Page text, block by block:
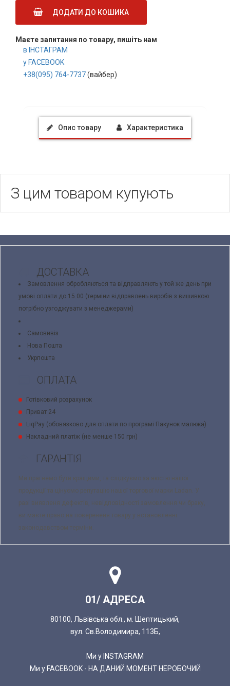
ДОДАТИ ДО КОШИКА
Маєте запитання по товару, пишіть нам
в ІНСТАГРАМ
у FACEBOOK
+38(095) 764-7737(вайбер)
Опис товару Характеристика
З цим товаром купують
ДОСТАВКА
Замовлення обробляються та відправляють у той же день при
умові оплати до 15.00 (терміни відправлень виробів з вишивкою
потрібно узгоджувати з менеджерами)
Самовивіз
Нова Пошта
Укрпошта
ОПЛАТА
Готівковий розрахунок
Приват 24
LiqPay (обовязково для оплати по програмі Пакунок малюка)
Накладний платіж (не менше 150 грн)
ГАРАНТІЯ
Ми прагнемо бути кращими, та слідкуємо за якістю нашої
продукції та цінуємо репутацію нашої торгової марки Ladan. У
разі виявленя дефектів, невідповідності замовлення чи браку,
ви маєте право на поверененя товару у встановленні
законодавством терміни.
01/ АДРЕСА
80100, Львівська обл., м. Шептицький,
вул. Св.Володимира, 113Б,
Ми у INSTAGRAM
Ми у FACEBOOK - НА ДАНИЙ МОМЕНТ НЕРОБОЧИЙ